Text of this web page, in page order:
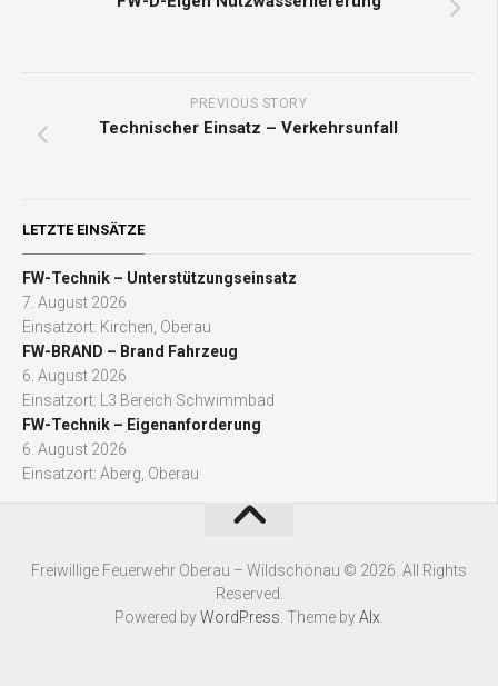
PREVIOUS STORY
Technischer Einsatz – Verkehrsunfall
LETZTE EINSÄTZE
FW-Technik – Unterstützungseinsatz
7. August 2026
Einsatzort: Kirchen, Oberau
FW-BRAND – Brand Fahrzeug
6. August 2026
Einsatzort: L3 Bereich Schwimmbad
FW-Technik – Eigenanforderung
6. August 2026
Einsatzort: Aberg, Oberau
Freiwillige Feuerwehr Oberau – Wildschönau © 2026. All Rights
Reserved.
Powered byWordPress . Theme byAlx